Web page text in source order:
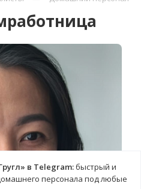
в Telegram:быстрый и
персонала под любые